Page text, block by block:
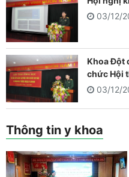
03/12/
Khoa Đột
chức Hội
03/12/
Thông tin y khoa